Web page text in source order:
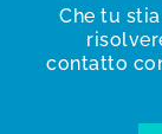
Che tu
contatto